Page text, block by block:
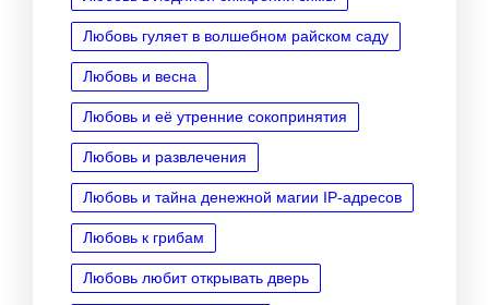
Любовь гуляет в волшебном райском саду
Любовь и весна
Любовь и её утренние сокопринятия
Любовь и развлечения
Любовь и тайна денежной магии IP‑адресов
Любовь к грибам
Любовь любит открывать дверь